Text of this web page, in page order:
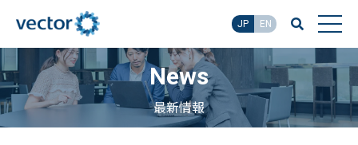
JP EN
News
最新情報